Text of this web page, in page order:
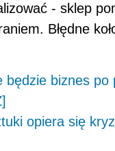
- sklep
Błędne
będzie biznes po
opiera się